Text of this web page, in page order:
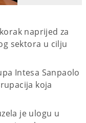
naprijed za
sektora u cilju
Intesa Sanpaolo
koja
je ulogu u